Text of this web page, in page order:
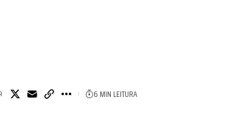
6 MIN LEITURA